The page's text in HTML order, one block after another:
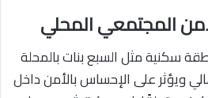
المجتمعي المحلي
سكنية مثل السبع بنات بالمحلة
ويؤثر على الإحساس بالأمن داخل